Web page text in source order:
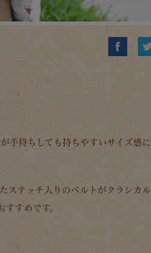
手持ちしても持ちやすいサイズ感に
ステッチ入りのベルトがクラシカル
すめです。